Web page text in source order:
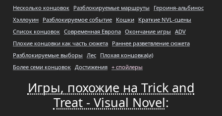
Несколько концовок Разблокируемые маршруты
Героиня-альбинос
Хэллоуин Разблокируемое событие Кошки Краткие NVL-сцены
Список концовок Современная Европа Окончание игры ADV
Плохие концовки как часть сюжета Раннее разветвление сюжета
Разблокируемые выборы Лес Плохая концовка(и)
Более семи концовок Достижения + спойлеры
Игры, похожие на Trick and
Treat - Visual Novel: